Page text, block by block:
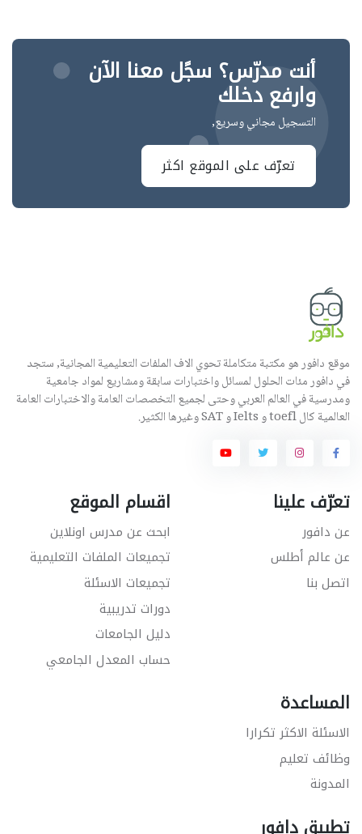
أنت مدرّس؟ سجًل معنا الآن
وارفع دخلك
التسجيل مجاني وسريع,
تعرّف على الموقع اكثر
موقع دافور هو مكتبة متكاملة تحوي الاف الملفات التعليمية المجانية, ستجد
في دافور مئات الحلول لمسائل واختبارات سابقة ومشاريع لمواد جامعية
ومدرسية في العالم العربي وحتى لجميع التخصصات العامة والاختبارات العامة
العالمية كال toefl و Ielts و SAT وغيرها الكثير.
تعرّف علينا
عن دافور
عن عالم أطلس
اتصل بنا
اقسام الموقع
ابحث عن مدرس اونلاين
تجميعات الملفات التعليمية
تجميعات الاسئلة
دورات تدريبية
دليل الجامعات
حساب المعدل الجامعي
المساعدة
الاسئلة الاكثر تكرارا
وظائف تعليم
المدونة
تطبيق دافور